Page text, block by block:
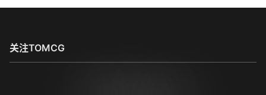
关注TOMCG